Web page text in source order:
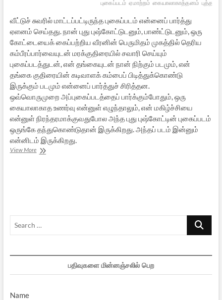
புகைப்படம் ஏமாற்றம் கையாலாகாத்தனம்
வீட்டுச் சுவரில் மாட்டப்பட்டிருந்த புகைப்படம் என்னைப் பார்த்து
ஏளனம் செய்தது. நான் புது புஷ்கோட்டுடனும், பாண்ட்டுடனும், ஒரு
கோட்டையைக் கைப்பற்றிய வீரனின் பெருமிதம் முகத்தில் தெரிய
கம்பீரப்பார்வையுடன் மரக்குதிரையில் சவாரி செய்யும்
புகைப்படத்துடன், என் தங்கையுடன் நான் நிற்கும் படமும், என்
தங்கை குதிரையின் கடிவாளக் கம்பைப் பிடித்துக்கொண்டு
இருக்கும் படமும் என்னைப் பார்த்துச் சிரித்தன.
ஒவ்வொருமுறை அப்புகைப்படத்தைப் பார்க்கும்போதும், ஒரு
கையாலாகாத உணர்வு என்னுள் எழுந்தாலும், என் மகிழ்ச்சியை
என்னுள் நிரந்தரமாக்குவதுபோல அந்த புது புஷ்கோட்டின் புகைப்படம்
ஒருங்கே தந்துகொண்டுதான் இருக்கிறது. அந்தப் படம் இன்னும்
என்னிடம் இருக்கிறது.
View Moreகையாலாகாதவனாகிப்
Search
பதிவுகளை மின்னஞ்சலில் பெற
Name